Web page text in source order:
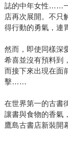
誌的中年女性……
店再次展開。不只
得行動的勇氣，連
然而，即使同樣深
希喜並沒有預料到
而接下來出現在面
擊……
在世界第一的古書
讓書與食物的香氣
鷹島古書店新裝開